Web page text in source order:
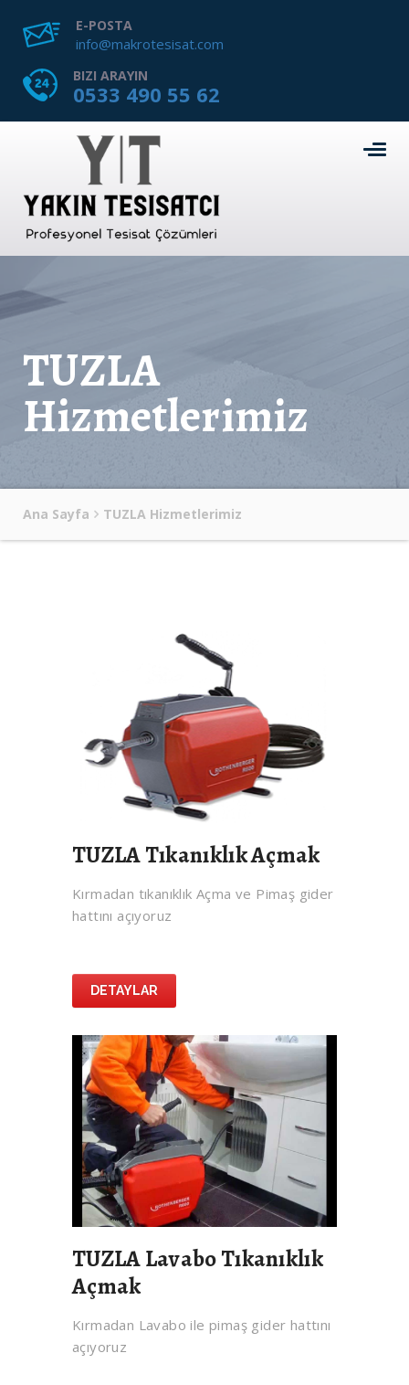
E-POSTA
info@makrotesisat.com
BIZI ARAYIN
0533 490 55 62
TUZLA
Hizmetlerimiz
Ana Sayfa TUZLA Hizmetlerimiz
TUZLA Tıkanıklık Açmak
Kırmadan tıkanıklık Açma ve Pimaş gider
hattını açıyoruz
DETAYLAR
TUZLA Lavabo Tıkanıklık
Açmak
Kırmadan Lavabo ile pimaş gider hattını
açıyoruz